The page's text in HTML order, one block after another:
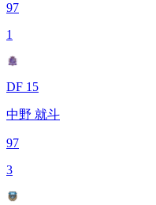
97
1
DF 15
中野 就斗
97
3